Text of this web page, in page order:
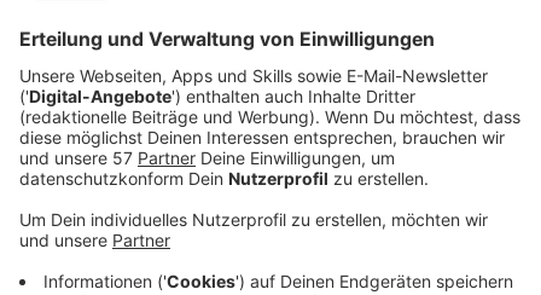
ein Weihnachts-Wunschbaum.
Oberbürgermeisterin Sibylle Keupen hat am
Mittwochvormittag die Wunschzettelaktion 2022
eröffnet.
Insgesamt hängen 341 Wunschzettel von Kindern und
Jugendlichen am Baum. Die Wünsche kommen von
Kindern aus drei sozialen Einrichtungen und sind bunt
gemischt. Die Palette reicht von Bastelsets über